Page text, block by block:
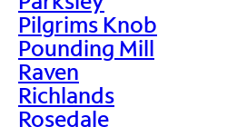
Pilgrims Knob
Pounding Mill
Raven
Richlands
Rosedale